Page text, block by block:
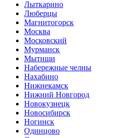
Лыткарино
Люберцы
Магнитогорск
Москва
Московский
Мурманск
Мытищи
Набережные челны
Нахабино
Нижнекамск
Нижний Новгород
Новокузнецк
Новосибирск
Ногинск
Одинцово